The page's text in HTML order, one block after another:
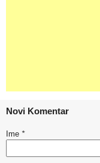
Novi Komentar
Ime *